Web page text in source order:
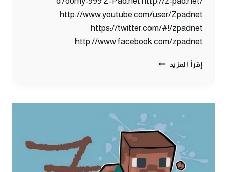
http://www.youtube.com/user/Zpadnet
https://twitter.com/#!/zpadnet
http://www.facebook.com/zpadnet
إقرأ المزيد ماين
لكهف
الوحوش
#8
|
8#
MINECRAFT
: